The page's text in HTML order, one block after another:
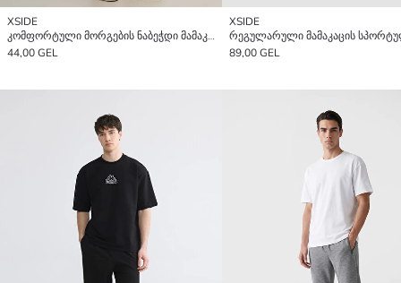
XSIDE
კომფორტული მორგების ნაბეჭდი მამაკაცის სპორტული შარვალი
44,00 GEL
XSIDE
89,00 GEL